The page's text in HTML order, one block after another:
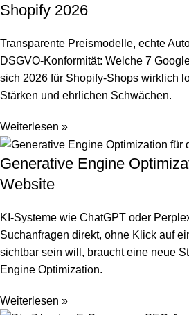
Shopify 2026
Transparente Preismodelle, echte
DSGVO-Konformität: Welche 7
sich 2026 für Shopify-Shops wirklich
Stärken und ehrlichen Schwächen.
Weiterlesen »
Generative Engine
Website
KI-Systeme wie ChatGPT oder
Suchanfragen direkt, ohne Klick auf
sichtbar sein will, braucht eine neue
Engine Optimization.
Weiterlesen »